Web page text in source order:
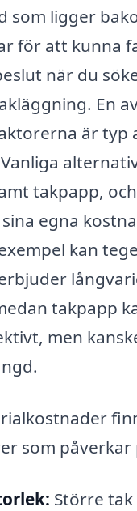
som ligger
för att kunna
när du
En
är typ
takpapp,
egna
kan
takpapp
men
som påverkar
Större